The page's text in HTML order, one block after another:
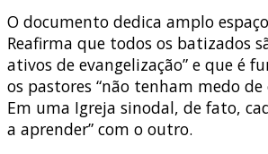
O documento dedica amplo
Reafirma que todos os batizados
ativos de evangelização” e que é
os pastores “não tenham medo de
Em uma Igreja sinodal, de fato,
a aprender” com o outro.